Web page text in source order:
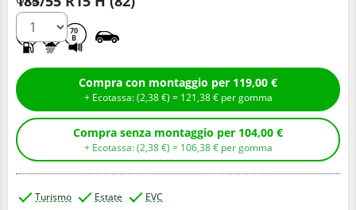
70
B
Compra con montaggio per 119,00 €
+ Ecotassa: (2,38€ ) = 121,38€ per gomma
Compra senza montaggio per 104,00 €
+ Ecotassa: (2,38€ ) = 106,38€ per gomma
Turismo Estate EVC